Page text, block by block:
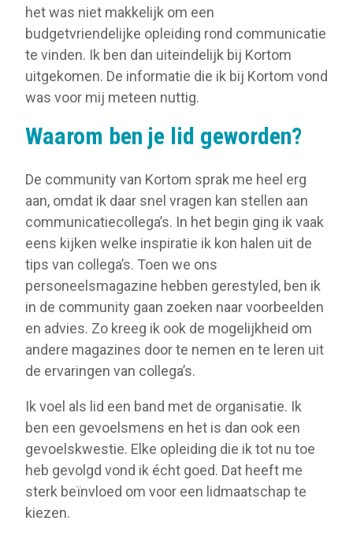
het was niet makkelijk om een
budgetvriendelijke opleiding rond communicatie
te vinden. Ik ben dan uiteindelijk bij Kortom
uitgekomen. De informatie die ik bij Kortom vond
was voor mij meteen nuttig.
Waarom ben je lid geworden?
De community van Kortom sprak me heel erg
aan, omdat ik daar snel vragen kan stellen aan
communicatiecollega’s. In het begin ging ik vaak
eens kijken welke inspiratie ik kon halen uit de
tips van collega’s. Toen we ons
personeelsmagazine hebben gerestyled, ben ik
in de community gaan zoeken naar voorbeelden
en advies. Zo kreeg ik ook de mogelijkheid om
andere magazines door te nemen en te leren uit
de ervaringen van collega’s.
Ik voel als lid een band met de organisatie. Ik
ben een gevoelsmens en het is dan ook een
gevoelskwestie. Elke opleiding die ik tot nu toe
heb gevolgd vond ik écht goed. Dat heeft me
sterk beïnvloed om voor een lidmaatschap te
kiezen.